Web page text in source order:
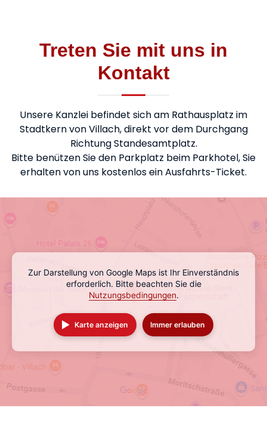
Treten Sie mit uns in
Kontakt
Unsere Kanzlei befindet sich am Rathausplatz im
Stadtkern von Villach, direkt vor dem Durchgang
Richtung Standesamtplatz.
Bitte benützen Sie den Parkplatz beim Parkhotel, Sie
erhalten von uns kostenlos ein Ausfahrts-Ticket.
Zur Darstellung von Google Maps ist Ihr Einverständnis
erforderlich. Bitte beachten Sie die
Nutzungsbedingungen.
Karte anzeigen Immer erlauben